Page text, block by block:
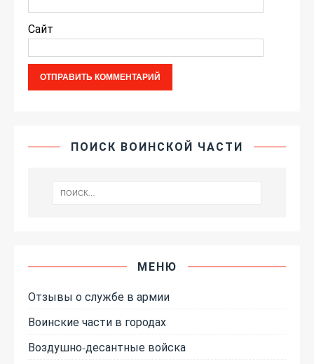
Сайт
ПОИСК ВОИНСКОЙ ЧАСТИ
МЕНЮ
Отзывы о службе в армии
Воинские части в городах
Воздушно-десантные войска